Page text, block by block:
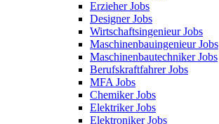
Erzieher Jobs
Designer Jobs
Wirtschaftsingenieur Jobs
Maschinenbauingenieur Jobs
Maschinenbautechniker Jobs
Berufskraftfahrer Jobs
MFA Jobs
Chemiker Jobs
Elektriker Jobs
Elektroniker Jobs